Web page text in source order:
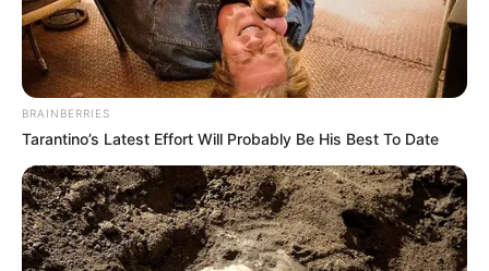
Mereka yang berjuang, bukan untuk menjadi
tapi sekadar untuk bertahan hidup. Program
DUNIA menguak fakta-fakta, memperlihatkan
pergulatan manusia melawan keadaan yang terus
mendesak, dan melawan sisi gelap dari diri mereka
sendiri. Di balik setiap senyuman yang terpaksa, ada
peperangan hening yang tak pernah usai. Inilah
perjuangan hidup, dalam segala kegetirannya, yang
terus berlangsung tanpa henti.**